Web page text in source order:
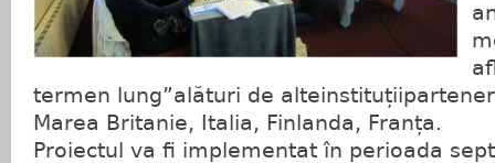
termen lung”alături de
Marea Britanie, Italia, Finlanda, Franța.
Proiectul va fi implementat în perioada